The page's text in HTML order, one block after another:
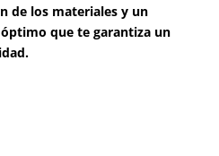
de los materiales y un
que te garantiza un